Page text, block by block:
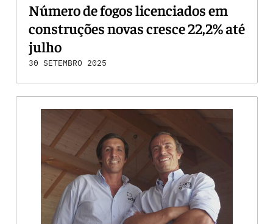
Número de fogos licenciados em
construções novas cresce 22,2% até
julho
30 SETEMBRO 2025